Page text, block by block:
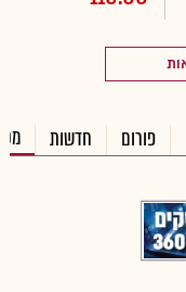
פורום חדשות